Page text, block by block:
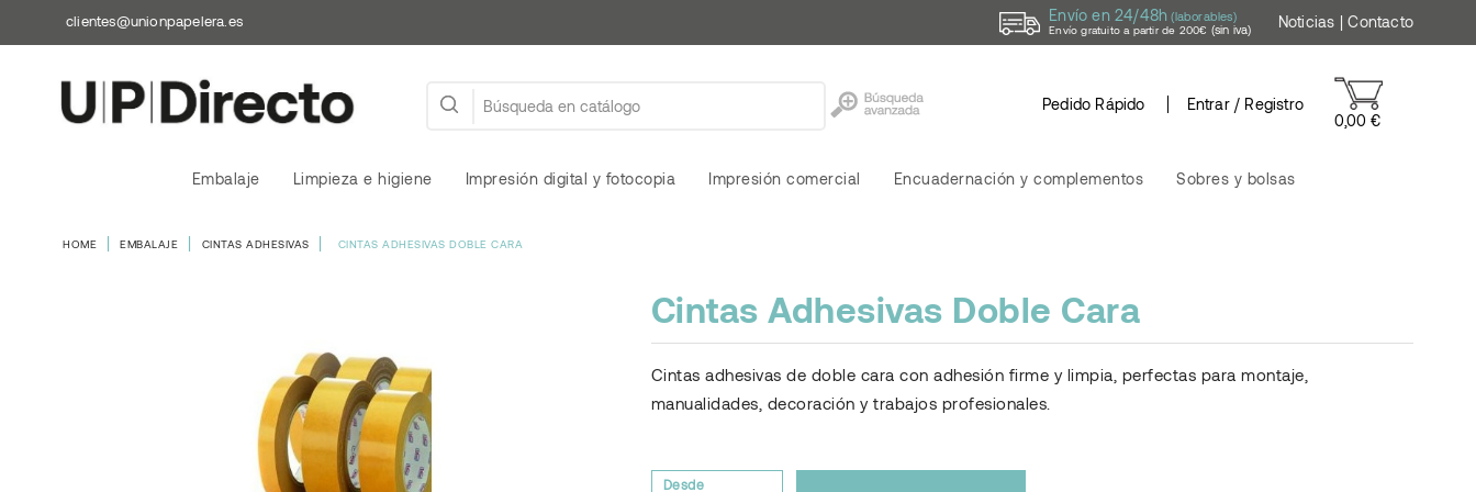
clientes@unionpapelera.es Envío en 24/48h (laborables)
Envío gratuito a partir de 200€ (sin iva) Noticias |Contacto
0,00 €
Entrar / Registro
Pedido Rápido
Embalaje Limpieza e higiene Impresión digital y fotocopia Impresión comercial Encuadernación y complementos Sobres y bolsas
HOME EMBALAJE CINTAS ADHESIVAS CINTAS ADHESIVAS DOBLE CARA
Cintas Adhesivas Doble Cara
Cintas adhesivas de doble cara con adhesión firme y limpia, perfectas para montaje,
manualidades, decoración y trabajos profesionales.
Desde